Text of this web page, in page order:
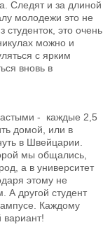
Следят и за длиной
молодежи это не
студенток, это очень
можно и
с ярким
вновь в
- каждые 2,5
домой, или в
в Швейцарии.
мы общались,
а в университет
этому не
А другой студент
Каждому